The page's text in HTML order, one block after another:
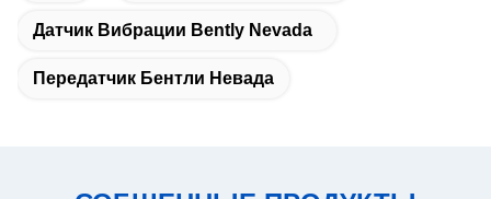
Датчик Вибрации Bently Nevada
Передатчик Бентли Невада